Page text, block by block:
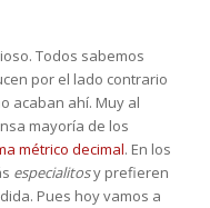
Todos sabemos
por el lado contrario
acaban ahí. Muy al
mayoría de los
métrico decimal. En los
especialitosy prefieren
Pues hoy vamos a